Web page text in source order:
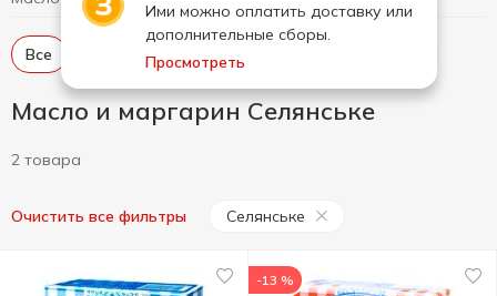
Ими можно оплатить доставку или
дополнительные сборы.
Просмотреть
Все Масло сливочное
Масло и маргарин Селянське
2 товара
Очистить все фильтры Селянське
-13 %